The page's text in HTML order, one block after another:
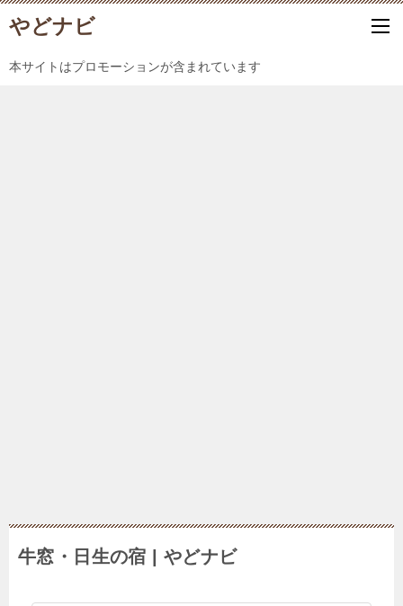
やどナビ
本サイトはプロモーションが含まれています
牛窓・日生の宿 | やどナビ